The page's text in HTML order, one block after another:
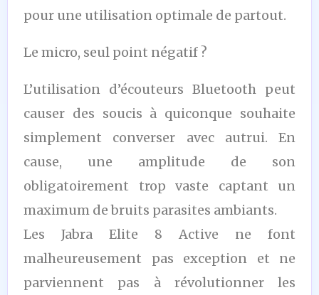
pour une utilisation optimale de partout.
Le micro, seul point négatif ?
L’utilisation d’écouteurs Bluetooth peut
causer des soucis à quiconque souhaite
simplement converser avec autrui. En
cause, une amplitude de son
obligatoirement trop vaste captant un
maximum de bruits parasites ambiants.
Les Jabra Elite 8 Active ne font
malheureusement pas exception et ne
parviennent pas à révolutionner les